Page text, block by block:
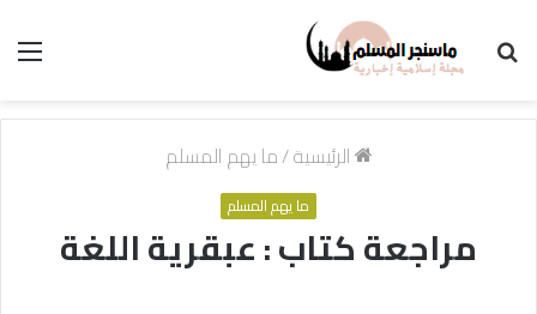
الرئيسية/ما يهم المسلم
ما يهم المسلم
مراجعة كتاب : عبقرية اللغة